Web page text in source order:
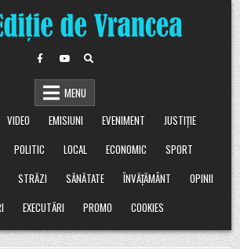
MENU
VIDEO EMISIUNI EVENIMENT
JUSTIȚIE
POLITIC LOCAL ECONOMIC
SPORT
STRĂZI SĂNĂTATE ÎNVĂȚĂMÂNT
OPINII
EXECUTĂRI PROMO COOKIES